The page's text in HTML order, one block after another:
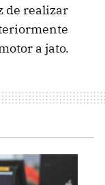
de realizar
a jato.